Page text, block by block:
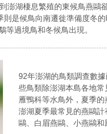
澎湖棲息繁殖的東候鳥燕鷗
是候鳥向南遷徙準備度冬
等過境鳥和冬候鳥出現。
92年澎湖的鳥類調查數
些鳥類除澎湖本島各地常
雁鴨科等水鳥外，夏季的
澎湖夏季最常見的燕鷗
鷗、白眉燕鷗、小燕鷗和